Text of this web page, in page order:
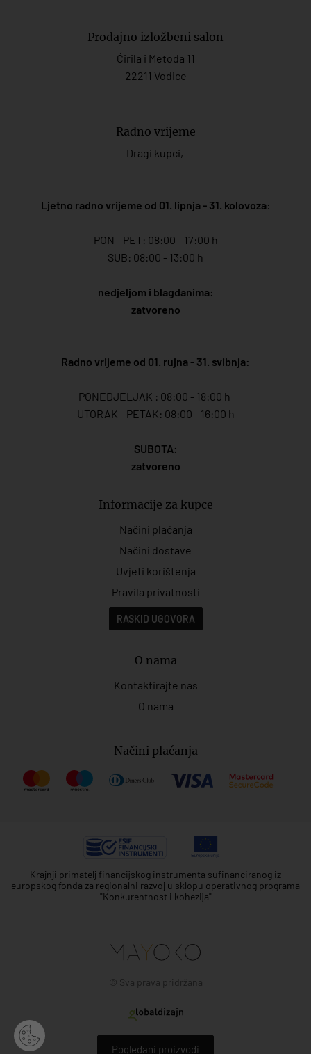
Pogledani proizvodi
Prodajno izložbeni salon
Ćirila i Metoda 11
22211 Vodice
Radno vrijeme
Dragi kupci,
Ljetno radno vrijeme od 01. lipnja - 31. kolovoza:
PON - PET: 08:00 - 17:00 h
SUB: 08:00 - 13:00 h
nedjeljom i blagdanima:
zatvoreno
Radno vrijeme od 01. rujna - 31. svibnja:
PONEDJELJAK : 08:00 - 18:00 h
UTORAK - PETAK: 08:00 - 16:00 h
SUBOTA:
zatvoreno
Informacije za kupce
Načini plaćanja
Načini dostave
Uvjeti korištenja
Pravila privatnosti
RASKID UGOVORA
O nama
Kontaktirajte nas
O nama
Načini plaćanja
Krajnji primatelj financijskog instrumenta sufinanciranog iz
europskog fonda za regionalni razvoj u sklopu operativnog programa
"Konkurentnost i kohezija"
© Sva prava pridržana